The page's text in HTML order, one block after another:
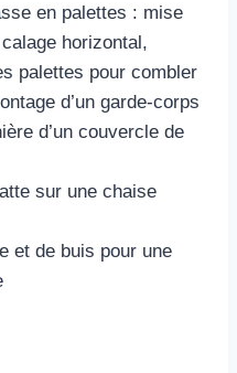
en palettes : mise
horizontal,
palettes pour combler
d’un garde-corps
d’un couvercle de
sur une chaise
et de buis pour une